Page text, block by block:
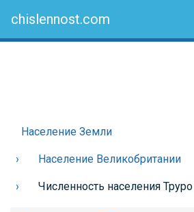
chislennost.com
Население Земли
Население Великобритании
Численность населения Труро